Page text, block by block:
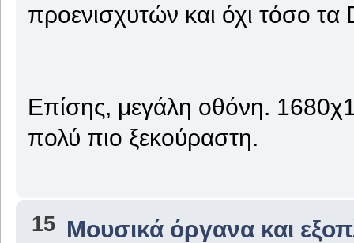
προενισχυτών και όχι τόσο τα
Επίσης, μεγάλη οθόνη.
πολύ πιο ξεκούραστη.
15 Μουσικά όργανα και